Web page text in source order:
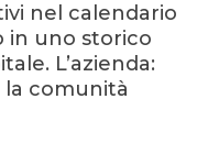
nel calendario
in uno storico
L’azienda:
la comunità